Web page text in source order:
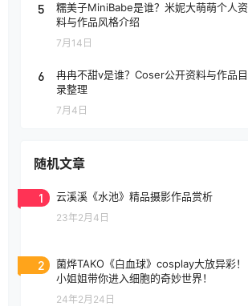
5
糯美子MiniBabe是谁？米妮大萌萌个人资
料与作品风格介绍
7月14日
6
冉冉不甜v是谁？Coser公开资料与作品目
录整理
7月4日
随机文章
1 云溪溪《水池》精品摄影作品赏析
23年2月4日
2
菌烨TAKO《白血球》cosplay大放异彩！
小姐姐带你进入细胞的奇妙世界！
24年2月24日